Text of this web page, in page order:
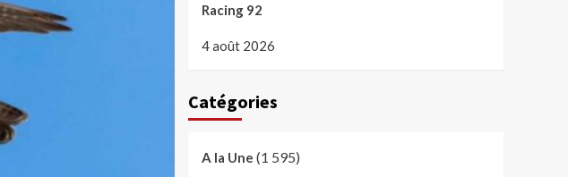
Racing 92
4 août 2026
Catégories
A la Une (1 595)